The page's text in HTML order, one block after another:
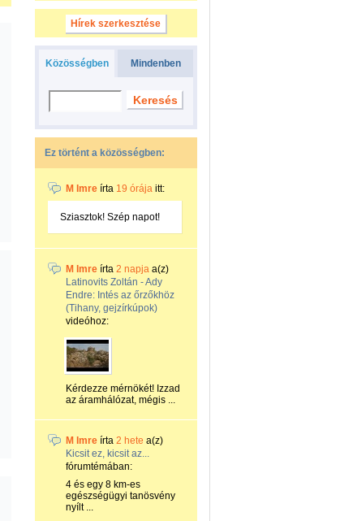
Hírek szerkesztése
Közösségben Mindenben
Ez történt a közösségben:
M Imre írta 19 órája itt:
Sziasztok! Szép napot!
M Imre írta 2 napja a(z)
Latinovits Zoltán - Ady
Endre: Intés az őrzőkhöz
(Tihany, gejzírkúpok)
videóhoz:
Kérdezze mérnökét! Izzad
az áramhálózat, mégis ...
M Imre írta 2 hete a(z)
Kicsit ez, kicsit az...
fórumtémában:
4 és egy 8 km-es
egészségügyi tanösvény
nyílt ...